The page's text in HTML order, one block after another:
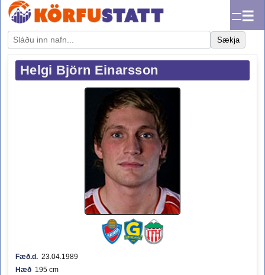
☰
Sækja
Helgi Björn Einarsson
Fæð.d. 23.04.1989
Hæð 195 cm